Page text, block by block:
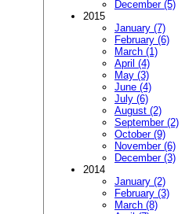
December (5)
2015
January (7)
February (6)
March (1)
April (4)
May (3)
June (4)
July (6)
August (2)
September (2)
October (9)
November (6)
December (3)
2014
January (2)
February (3)
March (8)